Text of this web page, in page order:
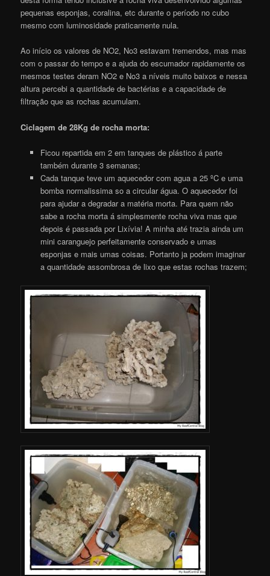
pequenas esponjas, coralina, etc durante o período no cubo
mesmo com luminosidade praticamente nula.
Ao início os valores de NO2, No3 estavam tremendos, mas mas
com o passar do tempo e a ajuda do escumador rapidamente os
mesmos testes deram NO2 e No3 a níveis muito baixos e nessa
altura percebi a quantidade de bactérias e a capacidade de
filtração que as rochas acumulam.
Ciclagem de 28Kg de rocha morta:
Ficou repartida em 2 em tanques de plástico á parte
também durante 3 semanas;
Cada tanque teve um aquecedor com agua a 25 ºC e uma
bomba normalissima so a circular água. O aquecedor foi
para ajudar a degradar a matéria morta. Para quem não
sabe a rocha morta á simplesmente rocha viva mas que
depois é passada por Lixívia! A minha até trazia ainda um
mini caranguejo perfeitamente conservado e umas
esponjas e mais umas coisas. Portanto ja podem imaginar
a quantidade assombrosa de lixo que estas rochas trazem;